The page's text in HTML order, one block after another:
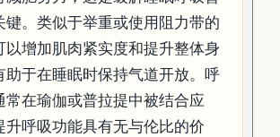
键。类似于举重或使用阻力带的
以增加肌肉紧实度和提升整体身
助于在睡眠时保持气道开放。呼
常在瑜伽或普拉提中被结合应
升呼吸功能具有无与伦比的价